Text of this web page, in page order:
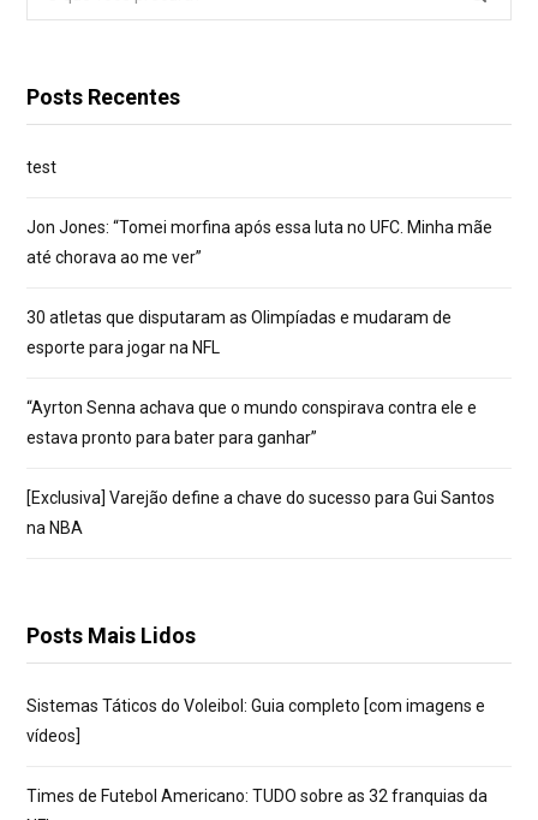
por:
Posts Recentes
test
Jon Jones: “Tomei morfina após essa luta no UFC. Minha mãe
até chorava ao me ver”
30 atletas que disputaram as Olimpíadas e mudaram de
esporte para jogar na NFL
“Ayrton Senna achava que o mundo conspirava contra ele e
estava pronto para bater para ganhar”
[Exclusiva] Varejão define a chave do sucesso para Gui Santos
na NBA
Posts Mais Lidos
Sistemas Táticos do Voleibol: Guia completo [com imagens e
vídeos]
Times de Futebol Americano: TUDO sobre as 32 franquias da